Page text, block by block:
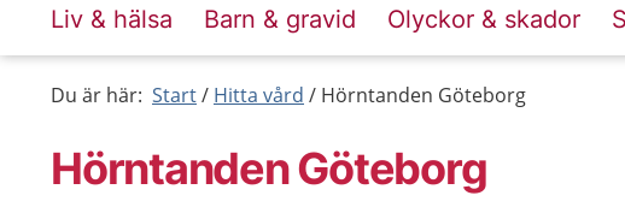
Liv & hälsa Barn & gravid Olyckor & skador
Du är här: Start Hitta vård Hörntanden Göteborg
Hörntanden Göteborg